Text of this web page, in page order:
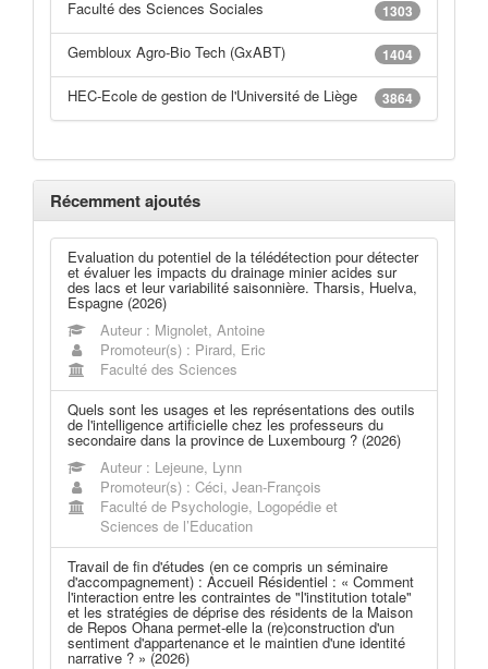
Faculté des Sciences Sociales 1303
Gembloux Agro-Bio Tech (GxABT) 1404
HEC-Ecole de gestion de l'Université de Liège 3864
Récemment ajoutés
Evaluation du potentiel de la télédétection pour détecter
et évaluer les impacts du drainage minier acides sur
des lacs et leur variabilité saisonnière. Tharsis, Huelva,
Espagne (2026)
Auteur : Mignolet, Antoine
Promoteur(s) : Pirard, Eric
Faculté des Sciences
Quels sont les usages et les représentations des outils
de l'intelligence artificielle chez les professeurs du
secondaire dans la province de Luxembourg ? (2026)
Auteur : Lejeune, Lynn
Promoteur(s) : Céci, Jean-François
Faculté de Psychologie, Logopédie et
Sciences de l’Education
Travail de fin d'études (en ce compris un séminaire
d'accompagnement) : Accueil Résidentiel : « Comment
l'interaction entre les contraintes de "l'institution totale"
et les stratégies de déprise des résidents de la Maison
de Repos Ohana permet-elle la (re)construction d'un
sentiment d'appartenance et le maintien d'une identité
narrative ? » (2026)